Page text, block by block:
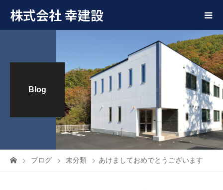
株式会社 幸建設
Blog
ブログ 未分類 あけましておめでとうございます